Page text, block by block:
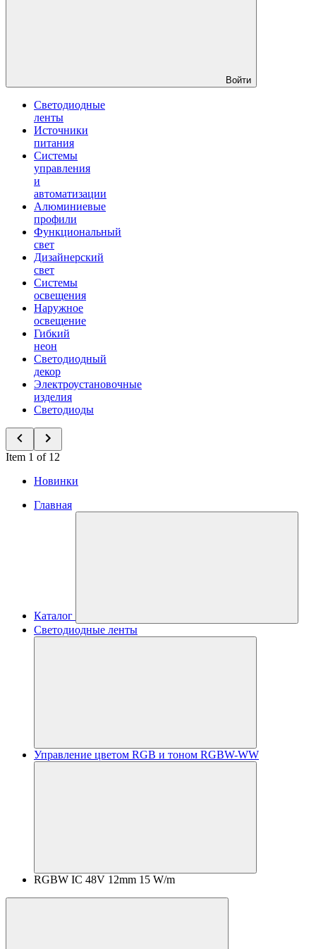
Войти
Светодиодные
ленты
Источники
питания
Системы
управления
и
автоматизации
Алюминиевые
профили
Функциональный
свет
Дизайнерский
свет
Системы
освещения
Наружное
освещение
Гибкий
неон
Светодиодный
декор
Электроустановочные
изделия
Светодиоды
Item 1 of 12
Новинки
Главная
Каталог
Светодиодные ленты
Управление цветом RGB и тоном RGBW-WW
RGBW IC 48V 12mm 15 W/m